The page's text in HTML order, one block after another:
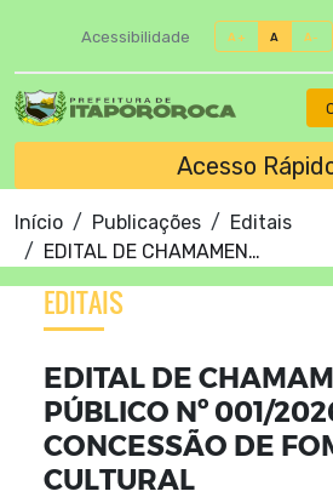
Acessibilidade A+ A A-
Acesso
Início Publicações
Editais
EDITAL DE CHAMAMENTO PÚBLICO Nº 001/2026 PARA CONCESSÃO DE FOMENTO CULTURAL
EDITAIS
EDITAL DE
PÚBLICO Nº 001/
CONCESSÃO DE
CULTURAL